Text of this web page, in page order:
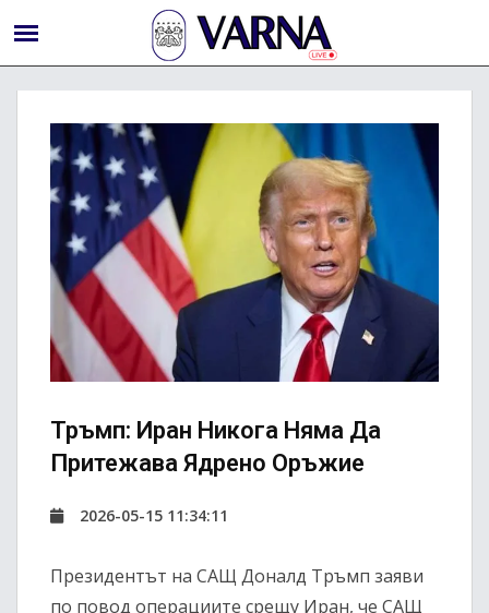
Тръмп: Иран Никога Няма Да
Притежава Ядрено Оръжие
2026-05-15 11:34:11
Президентът на САЩ Доналд Тръмп заяви
по повод операциите срещу Иран, че САЩ